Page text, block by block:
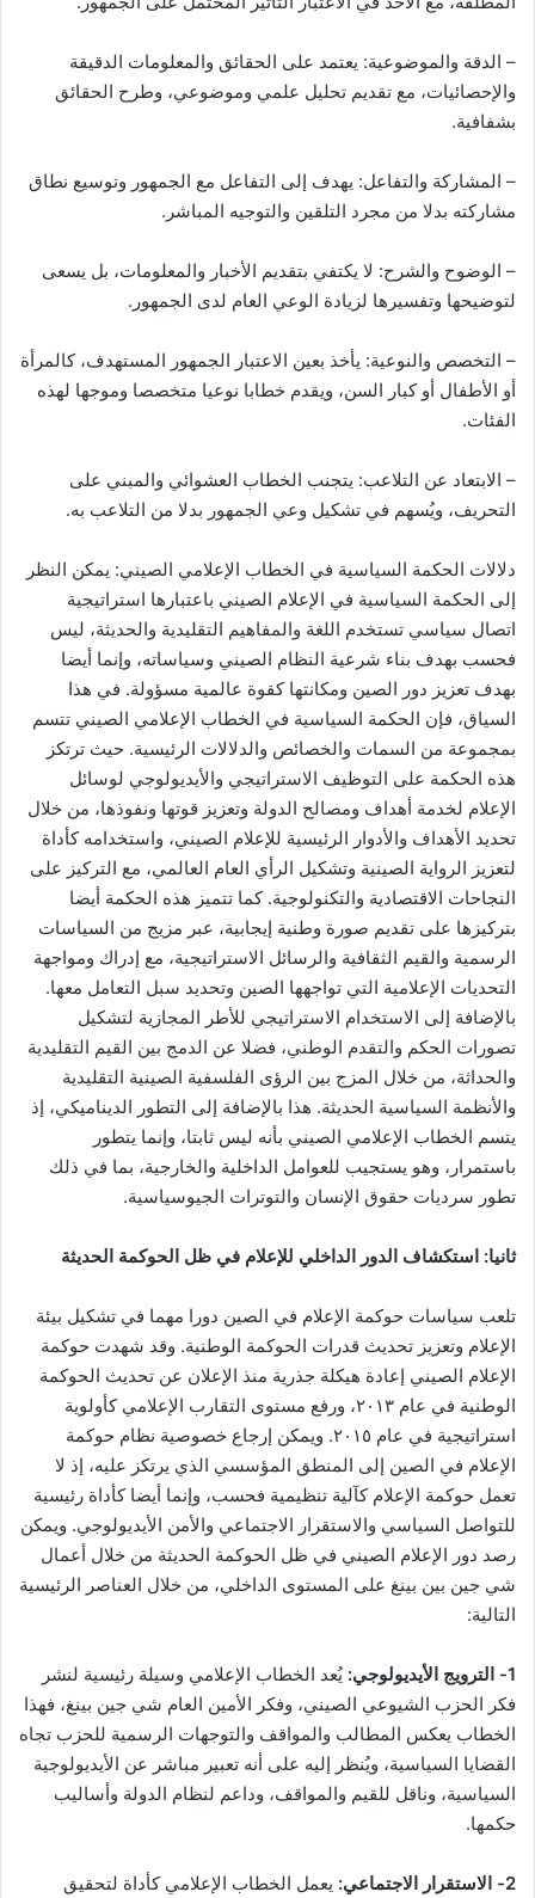
– الدقة والموضوعية: يعتمد على الحقائق والمعلومات الدقيقة
والإحصائيات، مع تقديم تحليل علمي وموضوعي، وطرح الحقائق
بشفافية.
– المشاركة والتفاعل: يهدف إلى التفاعل مع الجمهور وتوسيع نطاق
مشاركته بدلا من مجرد التلقين والتوجيه المباشر.
– الوضوح والشرح: لا يكتفي بتقديم الأخبار والمعلومات، بل يسعى
لتوضيحها وتفسيرها لزيادة الوعي العام لدى الجمهور.
– التخصص والنوعية: يأخذ بعين الاعتبار الجمهور المستهدف، كالمرأة
أو الأطفال أو كبار السن، ويقدم خطابا نوعيا متخصصا وموجها لهذه
الفئات.
– الابتعاد عن التلاعب: يتجنب الخطاب العشوائي والمبني على
التحريف، ويُسهم في تشكيل وعي الجمهور بدلا من التلاعب به.
دلالات الحكمة السياسية في الخطاب الإعلامي الصيني: يمكن النظر
إلى الحكمة السياسية في الإعلام الصيني باعتبارها استراتيجية
اتصال سياسي تستخدم اللغة والمفاهيم التقليدية والحديثة، ليس
فحسب بهدف بناء شرعية النظام الصيني وسياساته، وإنما أيضا
بهدف تعزيز دور الصين ومكانتها كقوة عالمية مسؤولة. في هذا
السياق، فإن الحكمة السياسية في الخطاب الإعلامي الصيني تتسم
بمجموعة من السمات والخصائص والدلالات الرئيسية. حيث ترتكز
هذه الحكمة على التوظيف الاستراتيجي والأيديولوجي لوسائل
الإعلام لخدمة أهداف ومصالح الدولة وتعزيز قوتها ونفوذها، من خلال
تحديد الأهداف والأدوار الرئيسية للإعلام الصيني، واستخدامه كأداة
لتعزيز الرواية الصينية وتشكيل الرأي العام العالمي، مع التركيز على
النجاحات الاقتصادية والتكنولوجية. كما تتميز هذه الحكمة أيضا
بتركيزها على تقديم صورة وطنية إيجابية، عبر مزيج من السياسات
الرسمية والقيم الثقافية والرسائل الاستراتيجية، مع إدراك ومواجهة
التحديات الإعلامية التي تواجهها الصين وتحديد سبل التعامل معها.
بالإضافة إلى الاستخدام الاستراتيجي للأطر المجازية لتشكيل
تصورات الحكم والتقدم الوطني، فضلا عن الدمج بين القيم التقليدية
والحداثة، من خلال المزج بين الرؤى الفلسفية الصينية التقليدية
والأنظمة السياسية الحديثة. هذا بالإضافة إلى التطور الديناميكي، إذ
يتسم الخطاب الإعلامي الصيني بأنه ليس ثابتا، وإنما يتطور
باستمرار، وهو يستجيب للعوامل الداخلية والخارجية، بما في ذلك
تطور سرديات حقوق الإنسان والتوترات الجيوسياسية.
ثانيا: استكشاف الدور الداخلي للإعلام في ظل الحوكمة الحديثة
تلعب سياسات حوكمة الإعلام في الصين دورا مهما في تشكيل بيئة
الإعلام وتعزيز تحديث قدرات الحوكمة الوطنية. وقد شهدت حوكمة
الإعلام الصيني إعادة هيكلة جذرية منذ الإعلان عن تحديث الحوكمة
الوطنية في عام ٢٠١٣، ورفع مستوى التقارب الإعلامي كأولوية
استراتيجية في عام ٢٠١٥. ويمكن إرجاع خصوصية نظام حوكمة
الإعلام في الصين إلى المنطق المؤسسي الذي يرتكز عليه، إذ لا
تعمل حوكمة الإعلام كآلية تنظيمية فحسب، وإنما أيضا كأداة رئيسية
للتواصل السياسي والاستقرار الاجتماعي والأمن الأيديولوجي. ويمكن
رصد دور الإعلام الصيني في ظل الحوكمة الحديثة من خلال أعمال
شي جين بين بينغ على المستوى الداخلي، من خلال العناصر الرئيسية
التالية:
1- الترويج الأيديولوجي:
يُعد الخطاب الإعلامي وسيلة رئيسية لنشر
فكر الحزب الشيوعي الصيني، وفكر الأمين العام شي جين بينغ، فهذا
الخطاب يعكس المطالب والمواقف والتوجهات الرسمية للحزب تجاه
القضايا السياسية، ويُنظر إليه على أنه تعبير مباشر عن الأيديولوجية
السياسية، وناقل للقيم والمواقف، وداعم لنظام الدولة وأساليب
حكمها.
2- الاستقرار الاجتماعي:
يعمل الخطاب الإعلامي كأداة لتحقيق